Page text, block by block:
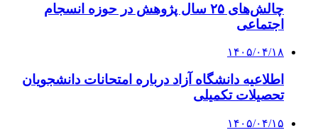
چالش‌های ۲۵ سال پژوهش در حوزه انسجام
اجتماعی
۱۴۰۵/۰۴/۱۸
اطلاعیه دانشگاه آزاد درباره امتحانات دانشجویان
تحصیلات تکمیلی
۱۴۰۵/۰۴/۱۵